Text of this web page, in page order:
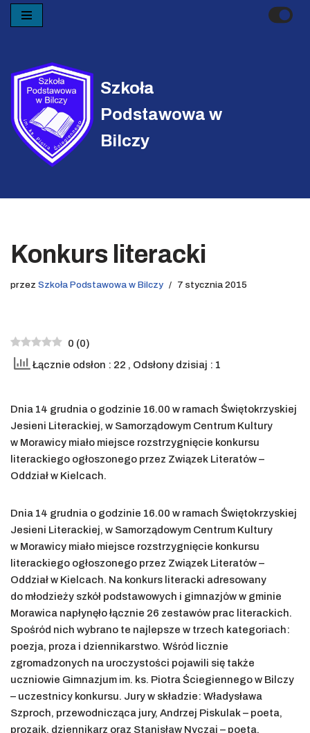
treści
Szkoła
Podstawowa w
Bilczy
Konkurs literacki
przez Szkoła Podstawowa w Bilczy 7 stycznia 2015
0 (0)
Łącznie odsłon : 22 , Odsłony dzisiaj : 1
Dnia 14 grudnia o godzinie 16.00 w ramach Świętokrzyskiej
Jesieni Literackiej, w Samorządowym Centrum Kultury
w Morawicy miało miejsce rozstrzygnięcie konkursu
literackiego ogłoszonego przez Związek Literatów –
Oddział w Kielcach.
Dnia 14 grudnia o godzinie 16.00 w ramach Świętokrzyskiej
Jesieni Literackiej, w Samorządowym Centrum Kultury
w Morawicy miało miejsce rozstrzygnięcie konkursu
literackiego ogłoszonego przez Związek Literatów –
Oddział w Kielcach. Na konkurs literacki adresowany
do młodzieży szkół podstawowych i gimnazjów w gminie
Morawica napłynęło łącznie 26 zestawów prac literackich.
Spośród nich wybrano te najlepsze w trzech kategoriach:
poezja, proza i dziennikarstwo. Wśród licznie
zgromadzonych na uroczystości pojawili się także
uczniowie Gimnazjum im. ks. Piotra Ściegiennego w Bilczy
– uczestnicy konkursu. Jury w składzie: Władysława
Szproch, przewodnicząca jury, Andrzej Piskulak – poeta,
prozaik, dziennikarz oraz Stanisław Nyczaj – poeta,